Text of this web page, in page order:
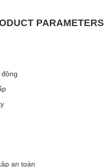
PARAMETERS
an toàn